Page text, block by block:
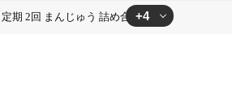
2回 まんじゅう 詰め合わせ すき焼きまん
まん 食べ比べ 中華まん 簡単調
+4